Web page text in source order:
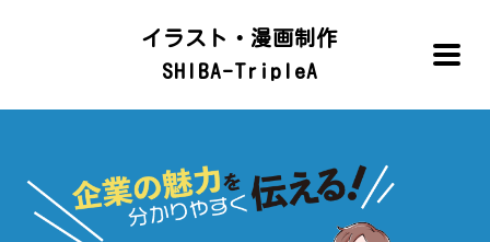
イラスト・漫画制作
SHIBA-TripleA